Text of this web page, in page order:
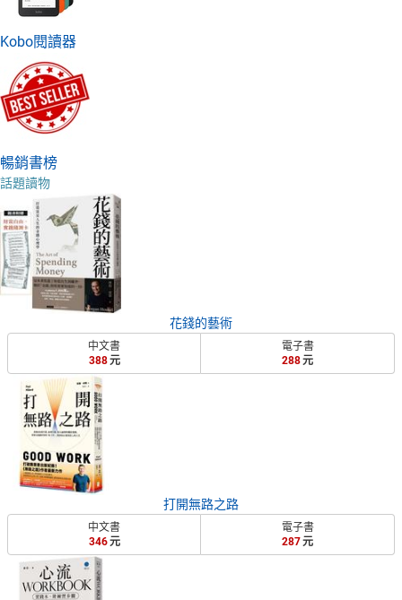
Kobo閱讀器
暢銷書榜
話題讀物
花錢的藝術
中文書
388
電子書
288
打開無路之路
中文書
346
電子書
287